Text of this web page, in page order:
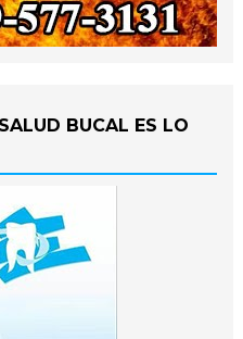
BUCAL ES LO